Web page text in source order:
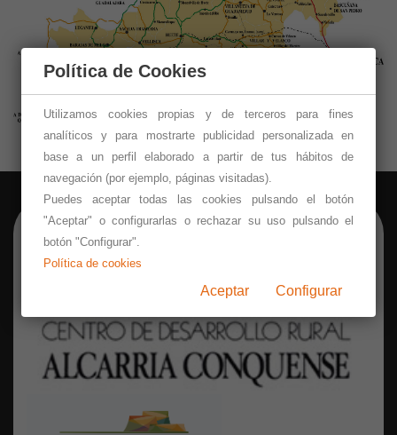
Política de Cookies
Utilizamos cookies propias y de terceros para fines
analíticos y para mostrarte publicidad personalizada en
base a un perfil elaborado a partir de tus hábitos de
navegación (por ejemplo, páginas visitadas).
Puedes aceptar todas las cookies pulsando el botón
"Aceptar" o configurarlas o rechazar su uso pulsando el
botón "Configurar".
Política de cookies
Aceptar Configurar